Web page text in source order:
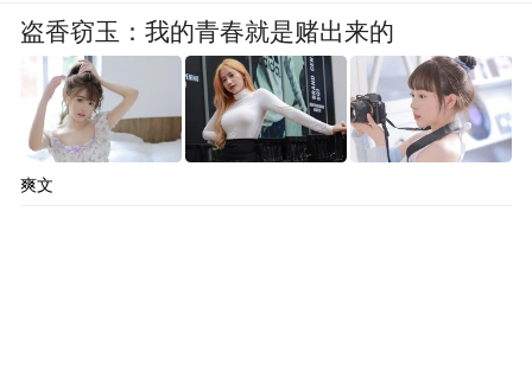
盗香窃玉：我的青春就是赌出来的
爽文